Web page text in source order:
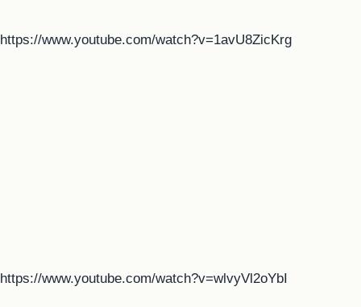
https://www.youtube.com/watch?v=1avU8ZicKrg
https://www.youtube.com/watch?v=wlvyVl2oYbI